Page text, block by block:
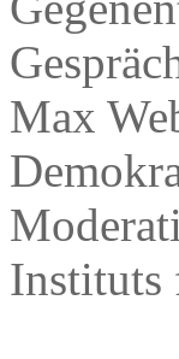
Max
Instituts